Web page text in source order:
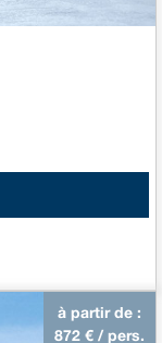
à partir de :
872 € / pers.